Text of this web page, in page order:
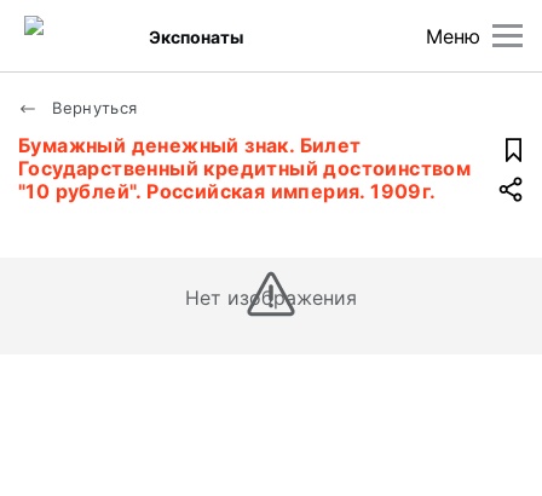
Меню
Экспонаты
Вернуться
Бумажный денежный знак. Билет
Государственный кредитный достоинством
"10 рублей". Российская империя. 1909г.
Нет изображения